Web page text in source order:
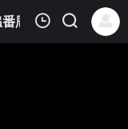
周表 今日更新
0